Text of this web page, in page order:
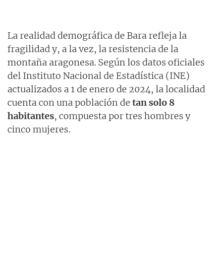
La realidad demográfica de Bara refleja la
fragilidad y, a la vez, la resistencia de la
montaña aragonesa. Según los datos oficiales
del Instituto Nacional de Estadística (INE)
actualizados a 1 de enero de 2024, la localidad
cuenta con una población de tan solo 8
habitantes, compuesta por tres hombres y
cinco mujeres.